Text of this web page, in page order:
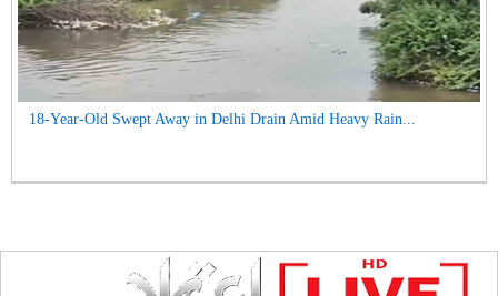
18-Year-Old Swept Away in Delhi Drain Amid Heavy Rain...